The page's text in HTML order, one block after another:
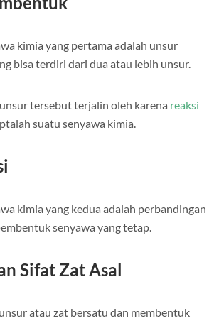
kimia yang pertama adalah unsur
bisa terdiri dari dua atau lebih unsur.
tersebut terjalin oleh karena reaksi
suatu senyawa kimia.
kimia yang kedua adalah perbandingan
senyawa yang tetap.
Sifat Zat Asal
atau zat bersatu dan membentuk